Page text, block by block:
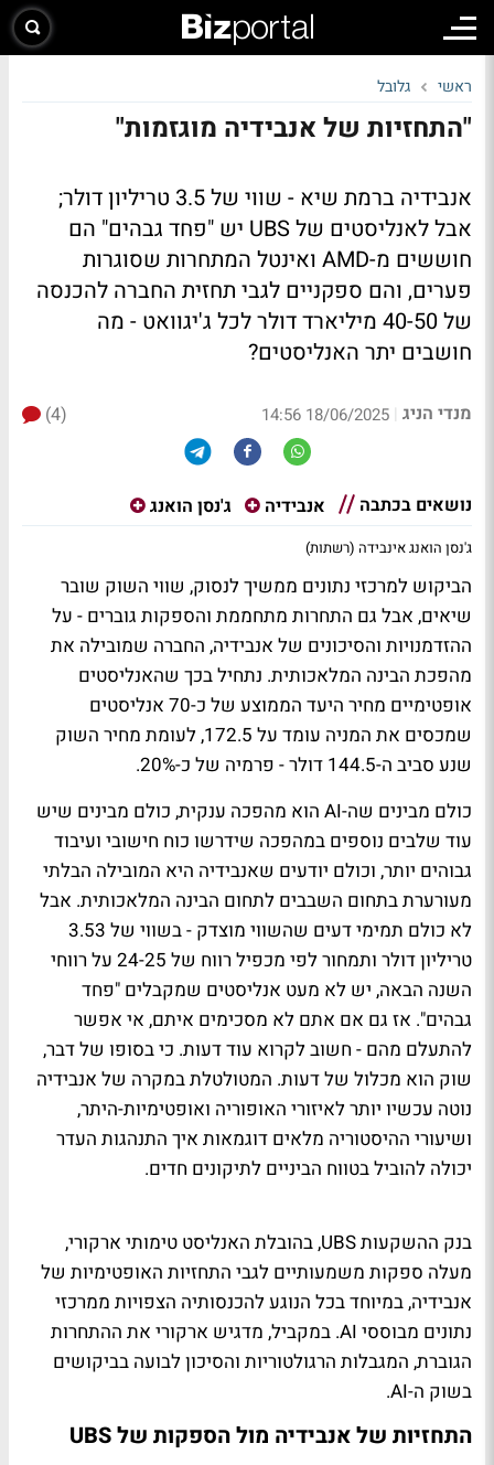
ראשי גלובל
"התחזיות של אנבידיה מוגזמות"
אנבידיה ברמת שיא - שווי של 3.5 טריליון דולר;
אבל לאנליסטים של UBS יש "פחד גבהים" הם
חוששים מ-AMD ואינטל המתחרות שסוגרות
פערים, והם ספקניים לגבי תחזית החברה להכנסה
של 40-50 מיליארד דולר לכל ג'יגוואט - מה
חושבים יתר האנליסטים?
מנדי הניג |
18/06/2025 14:56
(4)
נושאים בכתבה אנבידיה ג'נסן הואנג
ג'נסן הואנג אינבידה (רשתות)
הביקוש למרכזי נתונים ממשיך לנסוק, שווי השוק שובר
שיאים, אבל גם התחרות מתחממת והספקות גוברים - על
ההזדמנויות והסיכונים של אנבידיה, החברה שמובילה את
מהפכת הבינה המלאכותית. נתחיל בכך שהאנליסטים
אופטימיים מחיר היעד הממוצע של כ-70 אנליסטים
שמכסים את המניה עומד על 172.5, לעומת מחיר השוק
שנע סביב ה-144.5 דולר - פרמיה של כ-20%.
כולם מבינים שה-AI הוא מהפכה ענקית, כולם מבינים שיש
עוד שלבים נוספים במהפכה שידרשו כוח חישובי ועיבוד
גבוהים יותר, וכולם יודעים שאנבידיה היא המובילה הבלתי
מעורערת בתחום השבבים לתחום הבינה המלאכותית. אבל
לא כולם תמימי דעים שהשווי מוצדק - בשווי של 3.53
טריליון דולר ותמחור לפי מכפיל רווח של 24-25 על רווחי
השנה הבאה, יש לא מעט אנליסטים שמקבלים "פחד
גבהים". אז גם אם אתם לא מסכימים איתם, אי אפשר
להתעלם מהם - חשוב לקרוא עוד דעות. כי בסופו של דבר,
שוק הוא מכלול של דעות. המטולטלת במקרה של אנבידיה
נוטה עכשיו יותר לאיזורי האופוריה ואופטימיות-היתר,
ושיעורי ההיסטוריה מלאים דוגמאות איך התנהגות העדר
יכולה להוביל בטווח הביניים לתיקונים חדים.
בנק ההשקעות UBS, בהובלת האנליסט טימותי ארקורי,
מעלה ספקות משמעותיים לגבי התחזיות האופטימיות של
אנבידיה, במיוחד בכל הנוגע להכנסותיה הצפויות ממרכזי
נתונים מבוססי AI. במקביל, מדגיש ארקורי את ההתחרות
הגוברת, המגבלות הרגולטוריות והסיכון לבועה בביקושים
בשוק ה-AI.
התחזיות של אנבידיה מול הספקות של UBS